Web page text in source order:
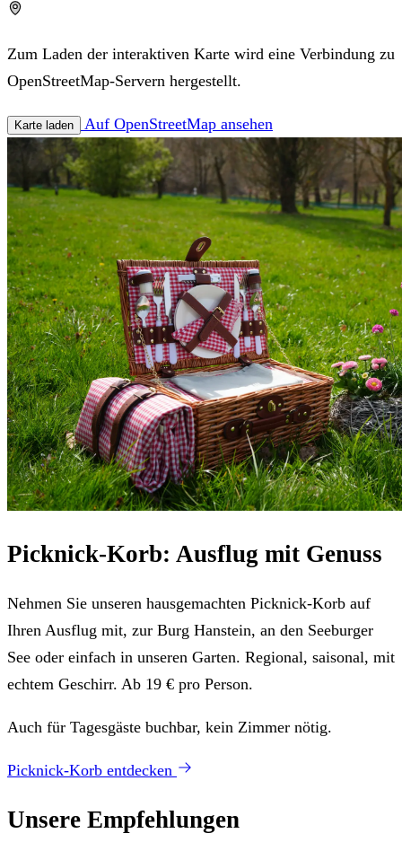
Zum Laden der interaktiven Karte wird eine Verbindung zu
OpenStreetMap-Servern hergestellt.
Karte laden Auf OpenStreetMap ansehen
Picknick-Korb: Ausflug mit Genuss
Nehmen Sie unseren hausgemachten Picknick-Korb auf
Ihren Ausflug mit, zur Burg Hanstein, an den Seeburger
See oder einfach in unseren Garten. Regional, saisonal, mit
echtem Geschirr. Ab 19 € pro Person.
Auch für Tagesgäste buchbar, kein Zimmer nötig.
Picknick-Korb entdecken
Unsere Empfehlungen